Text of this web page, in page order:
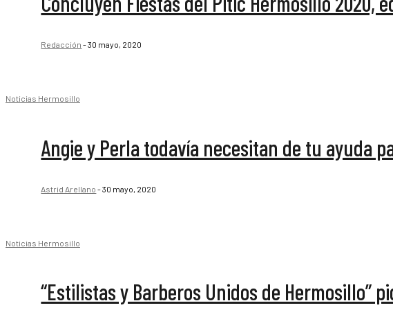
Redacción -30 mayo, 2020
Noticias Hermosillo
Angie y Perla todavía necesitan de tu ayuda
Astrid Arellano -30 mayo, 2020
Noticias Hermosillo
“Estilistas y Barberos Unidos de Hermosillo”